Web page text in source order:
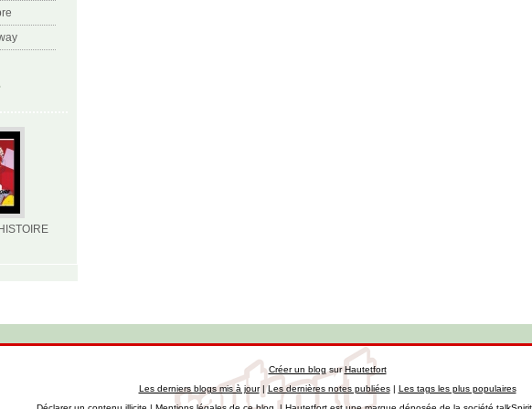
Créer un blog surHautetfort
Les derniers blogs mis à jour|Les dernières notes publiées| Les tags les plus populaires